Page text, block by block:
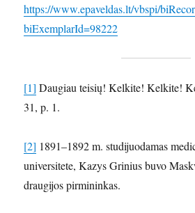
https://www.epaveldas.lt/vbspi/
biExemplarId=98222
[1] Daugiau teisių! Kelkite! Kelkite!
31, p. 1.
[2] 1891–1892 m. studijuodamas
universitete, Kazys Grinius buvo
draugijos pirmininkas.